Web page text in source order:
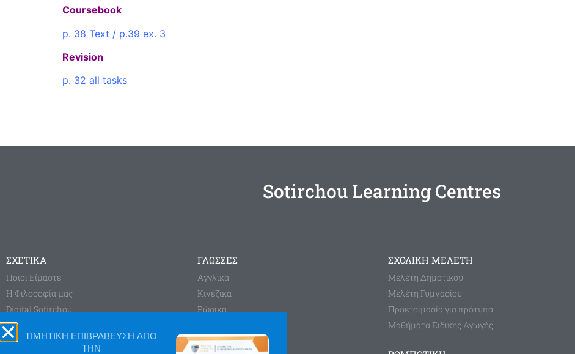
Coursebook
p. 38 Text / p.39 ex. 3
Revision
p. 32 all tasks
Sotirchou Learning Centres
ΣΧΕΤΙΚΑ
Ποιοι Είμαστε
Η Φιλοσοφία μας
Digital Sotirchou
Sotirchou Learning System
Blog
ΓΛΩΣΣΕΣ
Aγγλικά
Κινέζικα
Ρώσικα
Γερμανικά
ΣΧΟΛΙΚΗ ΜΕΛΕΤΗ
Μελέτη Δημοτικού
Μελέτη Γυμνασίου
Προετοιμασία για πρότυπα
Μαθήματα Ειδικής Αγωγής
ΤΙΜΗΤΙΚΗ ΕΠΙΒΡΑΒΕΥΣΗ ΑΠΟ
ΤΗΝ